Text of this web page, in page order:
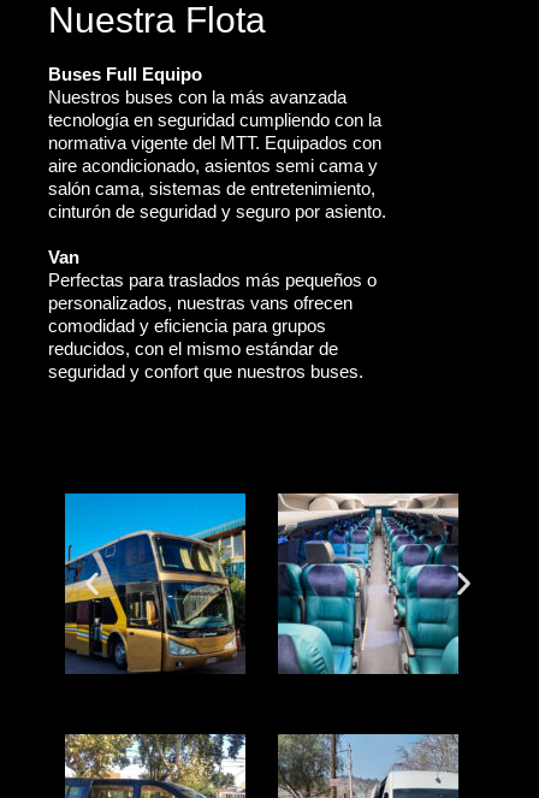
Nuestra Flota
Buses Full Equipo
Nuestros buses con la más avanzada
tecnología en seguridad cumpliendo con la
normativa vigente del MTT. Equipados con
aire acondicionado, asientos semi cama y
salón cama, sistemas de entretenimiento,
cinturón de seguridad y seguro por asiento.
Van
Perfectas para traslados más pequeños o
personalizados, nuestras vans ofrecen
comodidad y eficiencia para grupos
reducidos, con el mismo estándar de
seguridad y confort que nuestros buses.